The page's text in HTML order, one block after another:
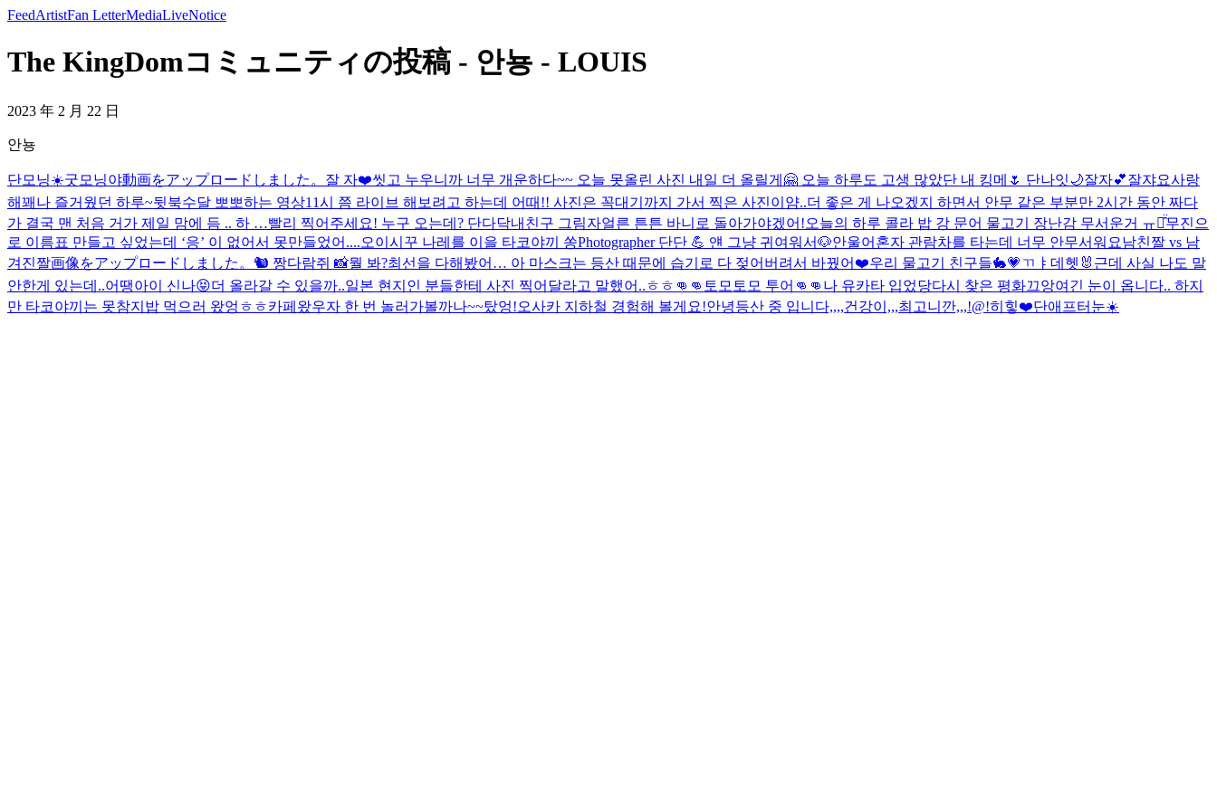
FeedArtistFan LetterMediaLiveNotice
The KingDomコミュニティの投稿 - 안뇽 - LOUIS
2023 年 2 月 22 日
안뇽
단모닝☀️굿모닝야動画をアップロードしました。 잘 자❤️씻고 누우니까 너무 개운하다~~ 오늘 못올린 사진 내일 더 올릴게🤗 오늘 하루도 고생 많았단 내 킹메🌷 단나잇🌙잘자💕잘쟈요사랑
해꽤나 즐거웠던 하루~뒷북수달 뽀뽀하는 영상11시 쯤 라이브 해보려고 하는데 어때!! 사진은 꼭대기까지 가서 찍은 사진이얌..더 좋은 게 나오겠지 하면서 안무 같은 부분만 2시간 동안 짜다
가 결국 맨 처음 거가 제일 맘에 듬 .. 하 …빨리 찍어주세요! 누구 오는데? 단다닥내친구 그림자얼른 튼튼 바니로 돌아가야겠어!오늘의 하루 콜라 밥 강 문어 물고기 장난감 무서운거 ㅠㅠ̑̈무진으
로 이름표 만들고 싶었는데 ‘응’ 이 없어서 못만들었어....오이시꾸 나레를 이을 타코야끼 쏭Photographer 단단 💪 얜 그냥 귀여워서🐶안울어 혼자 관람차를 타는데 너무 안무서워요남친짤 vs 남
겨진짤画像をアップロードしました。 🐿️ 짱다람쥐 📸뭘 봐?최선을 다해봤어… 아 마스크는 등산 때문에 습기로 다 젖어버려서 바꿨어❤️우리 물고기 친구들🐇💗 ㄲㅑ 데헷🐰 근데 사실 나도 말
안한게 있는데..어땡아이 신나😝더 올라갈 수 있을까..일본 현지인 분들한테 사진 찍어달라고 말했어..ㅎㅎ 👊👊토모토모 투어👊👊 나 유카타 입었당다시 찾은 평화끄앙여긴 눈이 옵니다.. 하지
만 타코야끼는 못참지 밥 먹으러 왔엉ㅎㅎ카페왔우자 한 번 놀러가볼까나~~탔엉!오사카 지하철 경험해 볼게요!안녕등산 중 입니다,,,,건강이,,,최고니깐,,,!@!히힣❤️단애프터눈☀️